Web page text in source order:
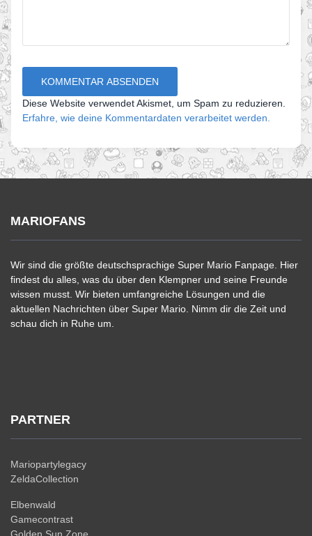
Diese Website verwendet Akismet, um Spam zu reduzieren.
Erfahre, wie deine Kommentardaten verarbeitet werden.
MARIOFANS
Wir sind die größte deutschsprachige Super Mario Fanpage. Hier
findest du alles, was du über den Klempner und seine Freunde
wissen musst. Wir bieten umfangreiche Lösungen und die
aktuellen Nachrichten über Super Mario. Nimm dir die Zeit und
schau dich in Ruhe um.
PARTNER
Mariopartylegacy
ZeldaCollection
Elbenwald
Gamecontrast
Golden Sun Zone